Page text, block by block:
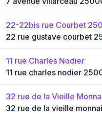
22-22bis rue Courbet
22 rue gustave courbet
11 rue Charles Nodier
11 rue charles nodier
32 rue de la Vieille
32 rue de la vieille